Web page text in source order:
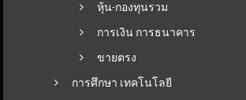
หุ้น-กองทุนรวม
การเงิน การธนาคาร
ขายตรง
การศึกษา เทคโนโลยี